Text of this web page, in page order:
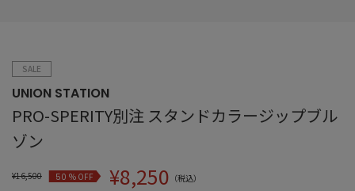
SALE
UNION STATION
PRO-SPERITY別注 スタンドカラージップブル
ゾン
¥16,500 50% OFF ¥8,250 （税込）